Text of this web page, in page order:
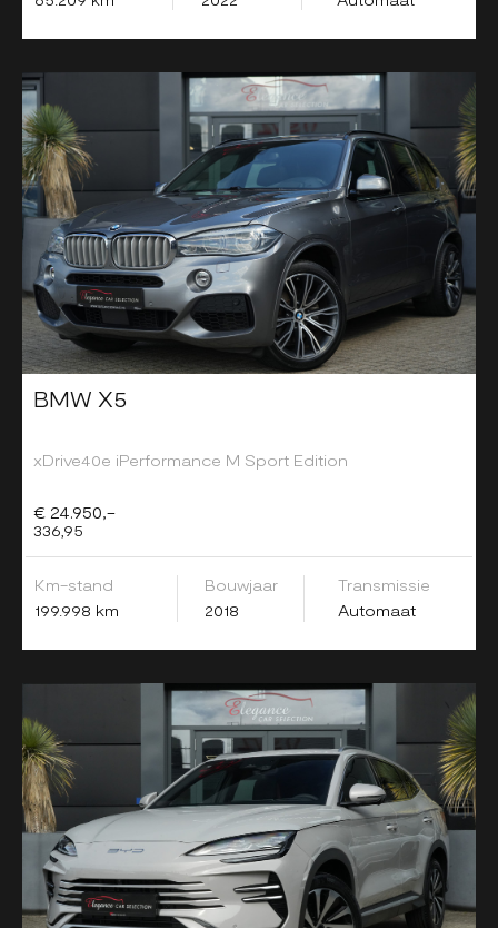
BMW X5
xDrive40e iPerformance M Sport Edition
€ 24.950,-
336,95
Km-stand
199.998 km
Bouwjaar
2018
Transmissie
Automaat